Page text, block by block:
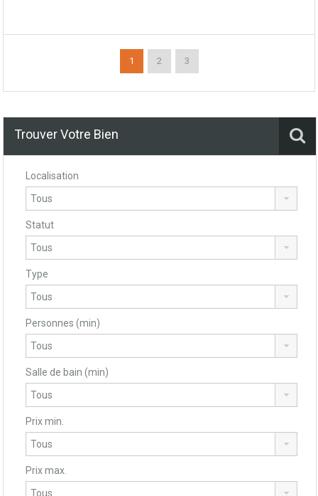
1 2 3
Trouver Votre Bien
Localisation
Statut
Type
Personnes (min)
Salle de bain (min)
Prix min.
Prix max.